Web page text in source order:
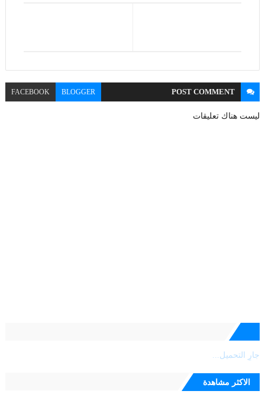
POSTCOMMENT
BLOGGER
FACEBOOK
ليست هناك تعليقات
جارٍ التحميل...
الاكثر مشاهدة